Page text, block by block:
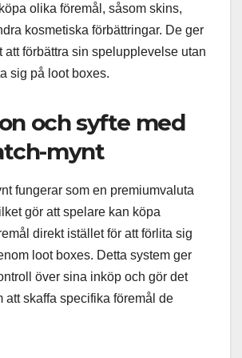
olika föremål, såsom skins,
kosmetiska förbättringar. De ger
att förbättra sin spelupplevelse utan
sig på loot boxes.
och syfte med
mynt
fungerar som en premiumvaluta
gör att spelare kan köpa
direkt istället för att förlita sig
loot boxes. Detta system ger
över sina inköp och gör det
att skaffa specifika föremål de